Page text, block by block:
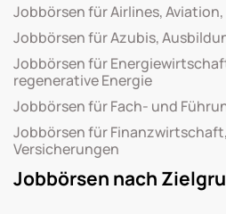
Jobbörsen für Airlines,
Jobbörsen für Azubis,
Jobbörsen für
regenerative Energie
Jobbörsen für Fach- und
Jobbörsen für
Versicherungen
Jobbörsen nach